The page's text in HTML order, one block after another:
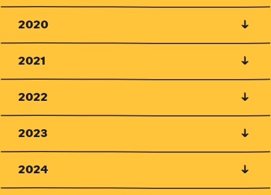
2020
2021
2022
2023
2024